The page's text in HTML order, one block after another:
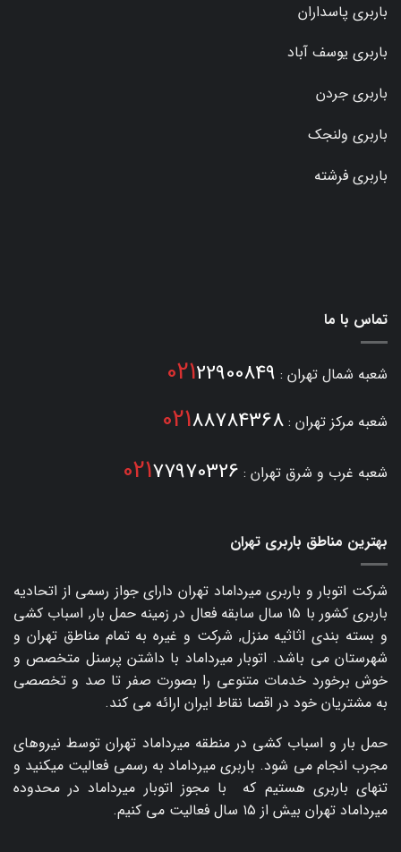
باربری پاسداران
باربری یوسف آباد
باربری جردن
باربری ولنجک
باربری فرشته
تماس با ما
شعبه شمال تهران : 02122900849
شعبه مرکز تهران : 02188784368
شعبه غرب و شرق تهران : 02177970326
بهترین مناطق باربری تهران
شرکت اتوبار و باربری میرداماد تهران دارای جواز رسمی از اتحادیه
باربری کشور با ۱۵ سال سابقه فعال در زمینه حمل بار, اسباب کشی
و بسته بندی اثاثیه منزل, شرکت و غیره به تمام مناطق تهران و
شهرستان می باشد. اتوبار میرداماد با داشتن پرسنل متخصص و
خوش برخورد خدمات متنوعی را بصورت صفر تا صد و تخصصی
به مشتریان خود در اقصا نقاط ایران ارائه می کند.
حمل بار و اسباب کشی در منطقه میرداماد تهران توسط نیروهای
مجرب انجام می شود. باربری میرداماد به رسمی فعالیت میکنید و
تنهای باربری هستیم که با مجوز اتوبار میرداماد در محدوده
میرداماد تهران بیش از ۱۵ سال فعالیت می کنیم.